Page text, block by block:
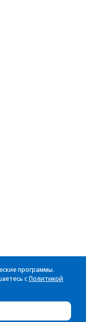
программы.
с Политикой